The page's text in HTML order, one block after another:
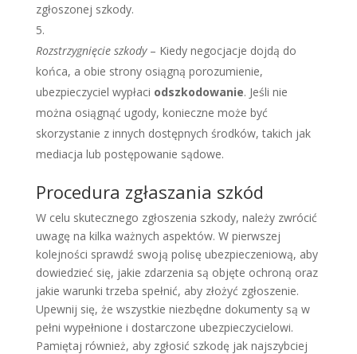
zgłoszonej szkody.
Rozstrzygnięcie szkody– Kiedy negocjacje dojdą do
końca, a obie strony osiągną porozumienie,
ubezpieczyciel wypłaci odszkodowanie. Jeśli nie
można osiągnąć ugody, konieczne może być
skorzystanie z innych dostępnych środków, takich jak
mediacja lub postępowanie sądowe.
Procedura zgłaszania szkód
W celu skutecznego zgłoszenia szkody, należy zwrócić
uwagę na kilka ważnych aspektów. W pierwszej
kolejności sprawdź swoją polisę ubezpieczeniową, aby
dowiedzieć się, jakie zdarzenia są objęte ochroną oraz
jakie warunki trzeba spełnić, aby złożyć zgłoszenie.
Upewnij się, że wszystkie niezbędne dokumenty są w
pełni wypełnione i dostarczone ubezpieczycielowi.
Pamiętaj również, aby zgłosić szkodę jak najszybciej